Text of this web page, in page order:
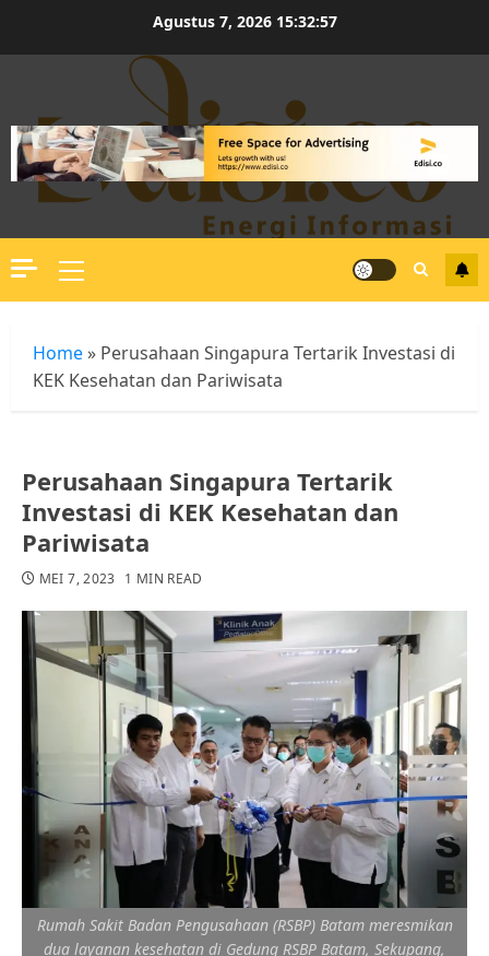
Agustus 7, 2026 15:32:58
Primary
Menu
Home » Perusahaan Singapura Tertarik Investasi di
KEK Kesehatan dan Pariwisata
Perusahaan Singapura Tertarik
Investasi di KEK Kesehatan dan
Pariwisata
MEI 7, 2023 1 MIN READ
Rumah Sakit Badan Pengusahaan (RSBP) Batam meresmikan
dua layanan kesehatan di Gedung RSBP Batam, Sekupang,